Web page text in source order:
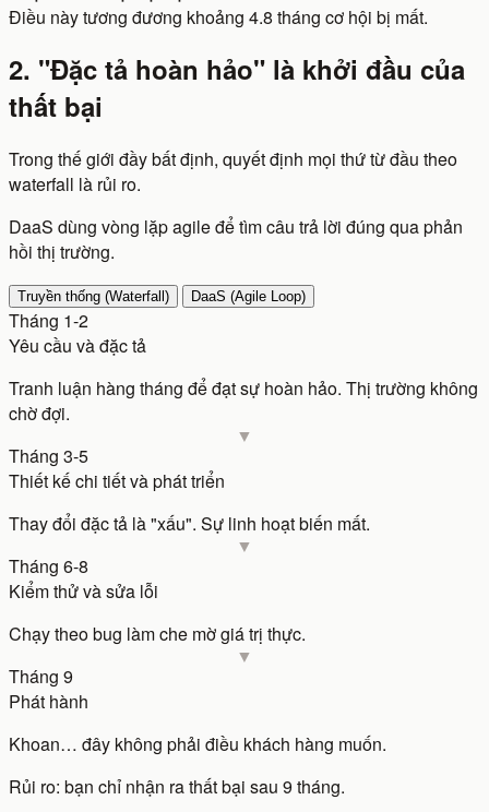
Điều này tương đương khoảng 4.8 tháng cơ hội bị mất.
2. "Đặc tả hoàn hảo" là khởi đầu của
thất bại
Trong thế giới đầy bất định, quyết định mọi thứ từ đầu theo
waterfall là rủi ro.
DaaS dùng vòng lặp agile để tìm câu trả lời đúng qua phản
hồi thị trường.
Truyền thống (Waterfall) DaaS (Agile Loop)
Tháng 1-2
Yêu cầu và đặc tả
Tranh luận hàng tháng để đạt sự hoàn hảo. Thị trường không
chờ đợi.
Tháng 3-5
Thiết kế chi tiết và phát triển
Thay đổi đặc tả là "xấu". Sự linh hoạt biến mất.
Tháng 6-8
Kiểm thử và sửa lỗi
Chạy theo bug làm che mờ giá trị thực.
Tháng 9
Phát hành
Khoan… đây không phải điều khách hàng muốn.
Rủi ro: bạn chỉ nhận ra thất bại sau 9 tháng.